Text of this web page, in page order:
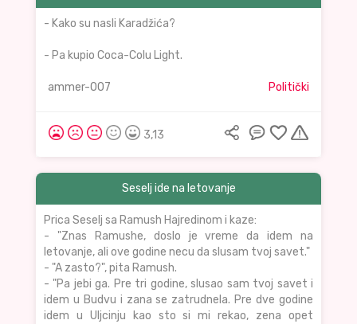
- Kako su nasli Karadžića?
- Pa kupio Coca-Colu Light.
ammer-007 Politički
3,13
Seselj ide na letovanje
Prica Seselj sa Ramush Hajredinom i kaze:
- "Znas Ramushe, doslo je vreme da idem na
letovanje, ali ove godine necu da slusam tvoj savet."
- "A zasto?", pita Ramush.
- "Pa jebi ga. Pre tri godine, slusao sam tvoj savet i
idem u Budvu i zana se zatrudnela. Pre dve godine
idem u Uljcinju kao sto si mi rekao, zena opet